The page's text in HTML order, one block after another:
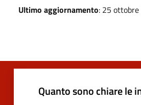
Ultimo aggiornamento: 25
Quanto sono chiare le